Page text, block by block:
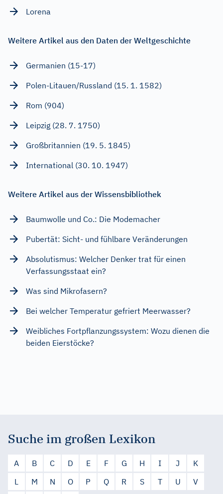
Lorena
Weitere Artikel aus den Daten der Weltgeschichte
Germanien (15-17)
Polen-Litauen/Russland (15. 1. 1582)
Rom (904)
Leipzig (28. 7. 1750)
Großbritannien (19. 5. 1845)
International (30. 10. 1947)
Weitere Artikel aus der Wissensbibliothek
Baumwolle und Co.: Die Modemacher
Pubertät: Sicht- und fühlbare Veränderungen
Absolutismus: Welcher Denker trat für einen
Verfassungsstaat ein?
Was sind Mikrofasern?
Bei welcher Temperatur gefriert Meerwasser?
Weibliches Fortpflanzungssystem: Wozu dienen die
beiden Eierstöcke?
Suche im großen Lexikon
A B C D E F G H I J
K
L
M N O P Q R S T U
V